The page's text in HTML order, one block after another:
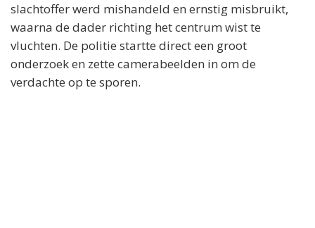
slachtoffer werd mishandeld en ernstig misbruikt,
waarna de dader richting het centrum wist te
vluchten. De politie startte direct een groot
onderzoek en zette camerabeelden in om de
verdachte op te sporen.